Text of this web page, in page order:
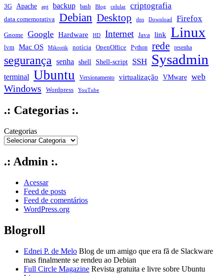
3G Apache apt backup bash Blog celular criptografia
data comemorativa Debian Desktop dns Download Firefox
Gnome Google Hardware HD Internet Java link Linux
lvm Mac OS Mikrotik notícia OpenOffice Python rede resenha
segurança senha shell Shell-script SSH Sysadmin
terminal Ubuntu Versionamento virtualização VMware web
Windows Wordpress YouTube
.: Categorias :.
Categorias
.: Admin :.
Acessar
Feed de posts
Feed de comentários
WordPress.org
Blogroll
Ednei P. de Melo Blog de um amigo que era fã de Slackware
mas finalmente se rendeu ao Debian
Full Circle Magazine Revista gratuita e livre sobre Ubuntu